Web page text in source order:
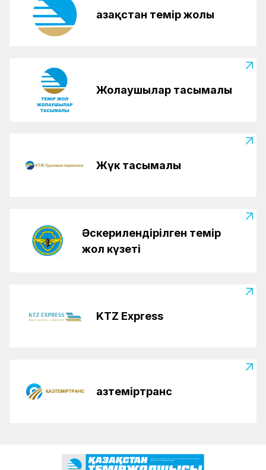
Қазақстан темір жолы
Жолаушылар тасымалы
Жүк тасымалы
Әскерилендірілген темір
жол күзеті
KTZ Express
Қазтеміртранс